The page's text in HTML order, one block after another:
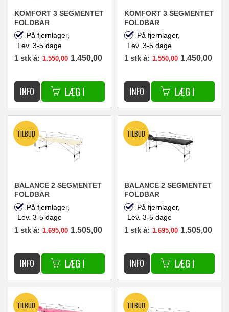
KOMFORT 3 SEGMENTET
FOLDBAR
MASSAGEBRIKS I
ALUMINIUM HVID 59 X
186
På fjernlager,
Lev. 3-5 dage
1 stk á: 1.550,00 1.450,00
KOMFORT 3 SEGMENTET
FOLDBAR
MASSAGEBRIKS I
ALUMINIUM SORT 59 X
186
På fjernlager,
Lev. 3-5 dage
1 stk á: 1.550,00 1.450,00
BALANCE 2 SEGMENTET
FOLDBAR
MASSAGEBRIKS I
ALUMINIUM CREME 60 X
186
På fjernlager,
Lev. 3-5 dage
1 stk á: 1.695,00 1.505,00
BALANCE 2 SEGMENTET
FOLDBAR
MASSAGEBRIKS I
ALUMINIUM SORT 60 X
186
På fjernlager,
Lev. 3-5 dage
1 stk á: 1.695,00 1.505,00